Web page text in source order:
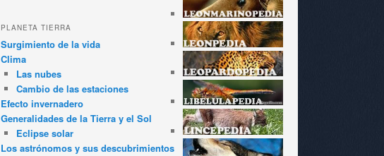
PLANETA TIERRA
Surgimiento de la vida
Clima
Las nubes
Cambio de las estaciones
Efecto invernadero
Generalidades de la Tierra y el Sol
Eclipse solar
Los astrónomos y sus descubrimientos